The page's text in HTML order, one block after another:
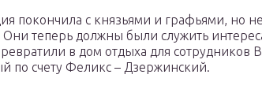
покончила с князьями и графьями, но
Они теперь должны были служить
в дом отдыха для сотрудников
по счету Феликс – Дзержинский.